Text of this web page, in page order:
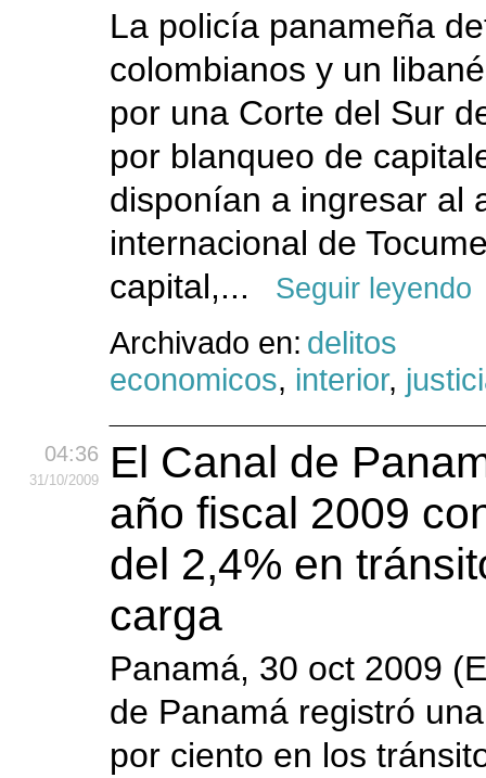
La policía panameña
colombianos y un
por una Corte del Sur
por blanqueo de
disponían a ingresar al
internacional de
capital,...
Seguir leyendo
Archivado en: delitos
economicos, interior,
04:36
31/10/2009
El Canal de
año fiscal 2009
del 2,4% en
carga
Panamá, 30 oct 2009
de Panamá registró
por ciento en los